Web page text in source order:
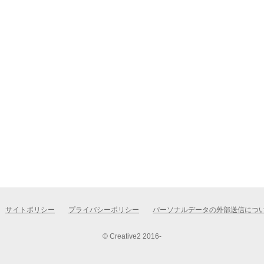
サイトポリシー プライバシーポリシー パーソナルデータの外部送信につ
© Creative2 2016-